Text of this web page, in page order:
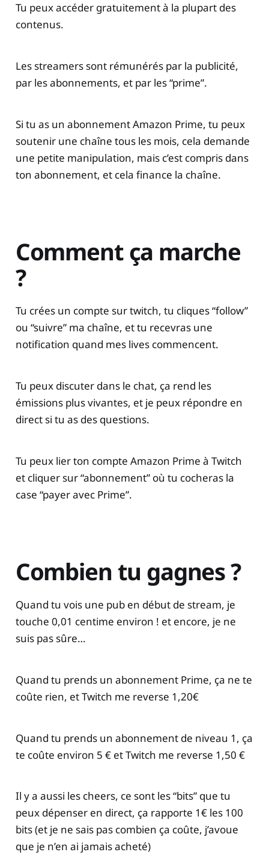
Tu peux accéder gratuitement à la plupart des
contenus.
Les streamers sont rémunérés par la publicité,
par les abonnements, et par les “prime”.
Si tu as un abonnement Amazon Prime, tu peux
soutenir une chaîne tous les mois, cela demande
une petite manipulation, mais c’est compris dans
ton abonnement, et cela finance la chaîne.
Comment ça marche
?
Tu crées un compte sur twitch, tu cliques “follow”
ou “suivre” ma chaîne, et tu recevras une
notification quand mes lives commencent.
Tu peux discuter dans le chat, ça rend les
émissions plus vivantes, et je peux répondre en
direct si tu as des questions.
Tu peux lier ton compte Amazon Prime à Twitch
et cliquer sur “abonnement” où tu cocheras la
case “payer avec Prime”.
Combien tu gagnes ?
Quand tu vois une pub en début de stream, je
touche 0,01 centime environ ! et encore, je ne
suis pas sûre…
Quand tu prends un abonnement Prime, ça ne te
coûte rien, et Twitch me reverse 1,20€
Quand tu prends un abonnement de niveau 1, ça
te coûte environ 5 € et Twitch me reverse 1,50 €
Il y a aussi les cheers, ce sont les “bits” que tu
peux dépenser en direct, ça rapporte 1€ les 100
bits (et je ne sais pas combien ça coûte, j’avoue
que je n’en ai jamais acheté)